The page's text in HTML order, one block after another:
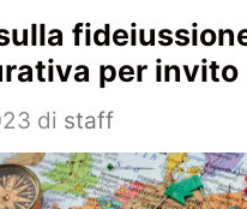
per
di staff